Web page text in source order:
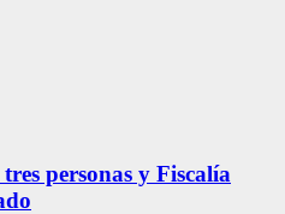
personas y Fiscalía